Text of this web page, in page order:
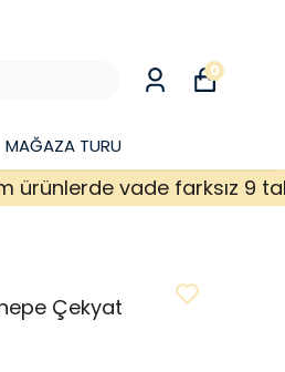
MAĞAZA TURU
0
vade farksız 9 taksit
Çekyat